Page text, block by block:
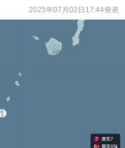
2025年07月02日17:44発表